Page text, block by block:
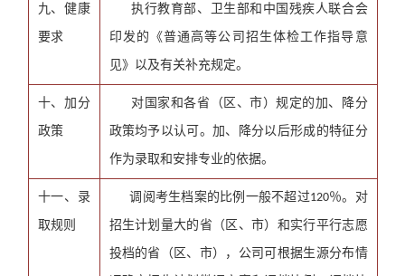
九、健康
要求
执行教育部、卫生部和中国残疾人联合会
印发的《普通高等公司招生体检工作指导意
见》以及有关补充规定。
十、加分
政策
对国家和各省（区、市）规定的加、降分
政策均予以认可。加、降分以后形成的特征分
作为录取和安排专业的依据。
十一、录
取规则
调阅考生档案的比例一般不超过120％。对
招生计划量大的省（区、市）和实行平行志愿
投档的省（区、市），公司可根据生源分布情